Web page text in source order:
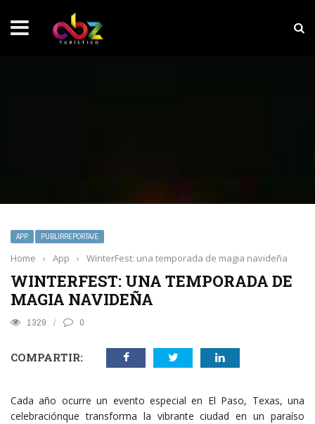
NOTICIAS SOBRESALIENTES
APP PUBLIRREPORTAJE
Home › App › WinterFest: una temporada de magia navideña
WINTERFEST: UNA TEMPORADA DE
MAGIA NAVIDEÑA
1329 0
COMPARTIR:
Cada año ocurre un evento especial en El Paso, Texas, una
celebraciónque transforma la vibrante ciudad en un paraíso